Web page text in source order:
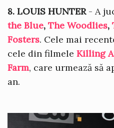
8. LOUIS HUNTER- A
the Blue, The Woodlies,
Fosters. Cele mai
cele din filmele Killing
Farm, care urmează să
an.